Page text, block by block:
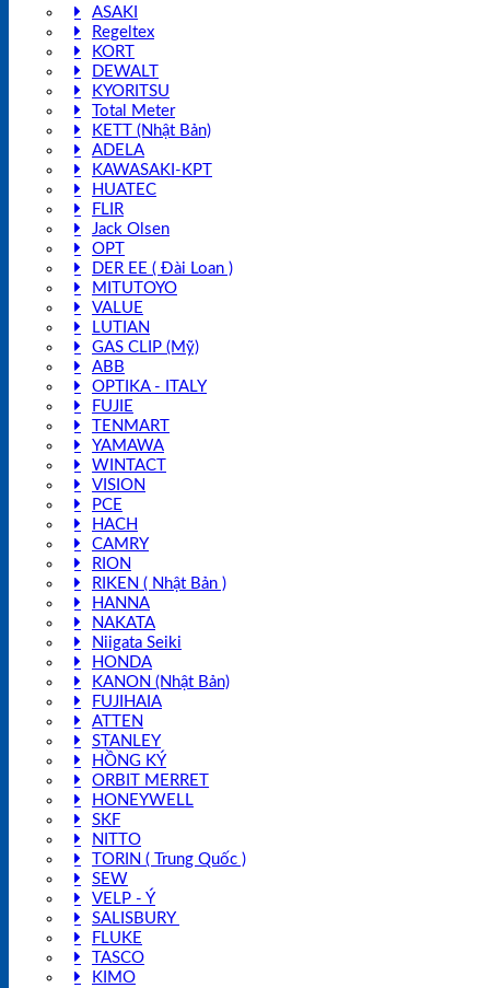
ASAKI
Regeltex
KORT
DEWALT
KYORITSU
Total Meter
KETT (Nhật Bản)
ADELA
KAWASAKI-KPT
HUATEC
FLIR
Jack Olsen
OPT
DER EE ( Đài Loan )
MITUTOYO
VALUE
LUTIAN
GAS CLIP (Mỹ)
ABB
OPTIKA - ITALY
FUJIE
TENMART
YAMAWA
WINTACT
VISION
PCE
HACH
CAMRY
RION
RIKEN ( Nhật Bản )
HANNA
NAKATA
Niigata Seiki
HONDA
KANON (Nhật Bản)
FUJIHAIA
ATTEN
STANLEY
HỒNG KÝ
ORBIT MERRET
HONEYWELL
SKF
NITTO
TORIN ( Trung Quốc )
SEW
VELP - Ý
SALISBURY
FLUKE
TASCO
KIMO